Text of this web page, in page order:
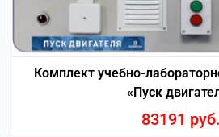
Комплект учебно-
«Пуск
83191 руб.